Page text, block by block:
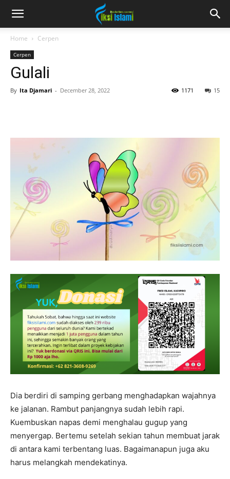
fiksiislami.com
Home Cerpen
Cerpen
Gulali
By Ita Djamari - December 28, 2022 15
1171
Dia berdiri di samping gerbang menghadapkan wajahnya
ke jalanan. Rambut panjangnya sudah lebih rapi.
Kuembuskan napas demi menghalau gugup yang
menyergap. Bertemu setelah sekian tahun membuat jarak
di antara kami terbentang luas. Bagaimanapun juga aku
harus melangkah mendekatinya.